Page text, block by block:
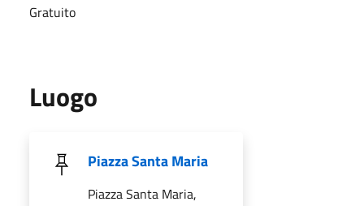
Gratuito
Luogo
Piazza Santa Maria
Piazza Santa Maria,